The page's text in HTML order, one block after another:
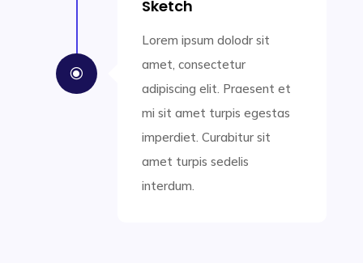
\
Sketch
Lorem ipsum dolodr sit
amet, consectetur
adipiscing elit. Praesent et
mi sit amet turpis egestas
imperdiet. Curabitur sit
amet turpis sedelis
interdum.